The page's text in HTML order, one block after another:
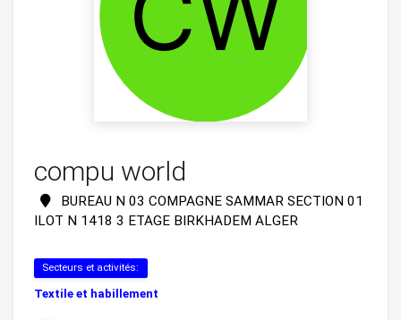
compu world
BUREAU N 03 COMPAGNE SAMMAR SECTION 01
ILOT N 1418 3 ETAGE BIRKHADEM ALGER
Secteurs et activités:
Textile et habillement